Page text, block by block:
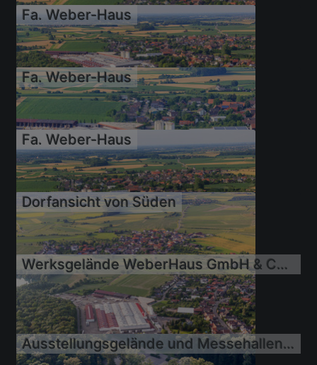
09.07.2010
09.07.2010
Fa. Weber-Haus
09.07.2010
Fa. Weber-Haus
09.07.2010
Fa. Weber-Haus
09.07.2010
Dorfansicht von Süden
14.06.2010
Werksgelände WeberHaus GmbH & Co. KG
Ausstellungsgelände und Messehallen der World of Living